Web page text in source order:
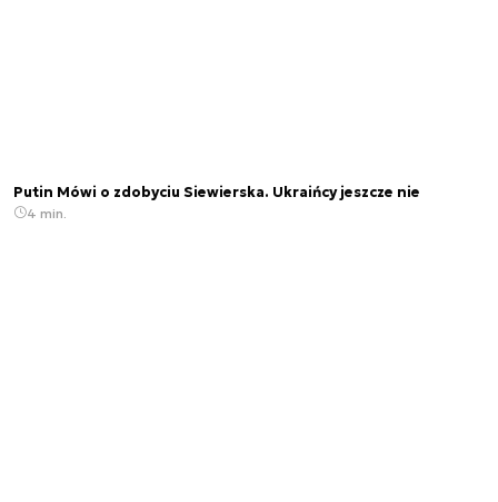
Putin Mówi o zdobyciu Siewierska. Ukraińcy jeszcze nie
4 min.